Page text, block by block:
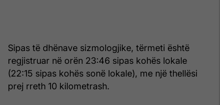
Sipas të dhënave sizmologjike, tërmeti është
regjistruar në orën 23:46 sipas kohës lokale
(22:15 sipas kohës sonë lokale), me një thellësi
prej rreth 10 kilometrash.